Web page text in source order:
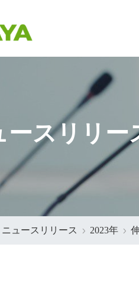
ースリリー
ニュースリリース 2023年